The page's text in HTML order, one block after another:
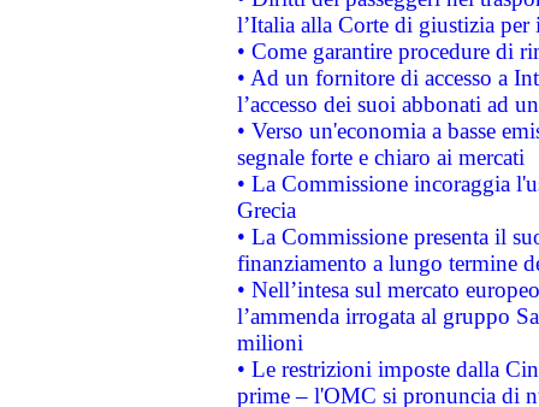
l’Italia alla Corte di giustizia
• Come garantire procedure di
• Ad un fornitore di accesso a
l’accesso dei suoi abbonati ad
• Verso un'economia a basse
segnale forte e chiaro ai mercati
• La Commissione incoraggia
Grecia
• La Commissione presenta il
finanziamento a lungo termine
• Nell’intesa sul mercato
l’ammenda irrogata al gruppo
milioni
• Le restrizioni imposte dalla
prime – l'OMC si pronuncia di